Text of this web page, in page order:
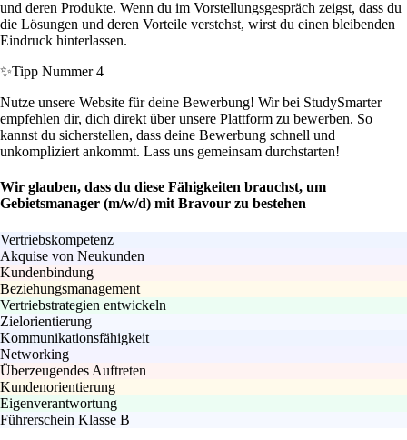
und deren Produkte. Wenn du im Vorstellungsgespräch zeigst, dass du
die Lösungen und deren Vorteile verstehst, wirst du einen bleibenden
Eindruck hinterlassen.
✨Tipp Nummer 4
Nutze unsere Website für deine Bewerbung! Wir bei StudySmarter
empfehlen dir, dich direkt über unsere Plattform zu bewerben. So
kannst du sicherstellen, dass deine Bewerbung schnell und
unkompliziert ankommt. Lass uns gemeinsam durchstarten!
Wir glauben, dass du diese Fähigkeiten brauchst, um
Gebietsmanager (m/w/d) mit Bravour zu bestehen
Vertriebskompetenz
Akquise von Neukunden
Kundenbindung
Beziehungsmanagement
Vertriebstrategien entwickeln
Zielorientierung
Kommunikationsfähigkeit
Networking
Überzeugendes Auftreten
Kundenorientierung
Eigenverantwortung
Führerschein Klasse B